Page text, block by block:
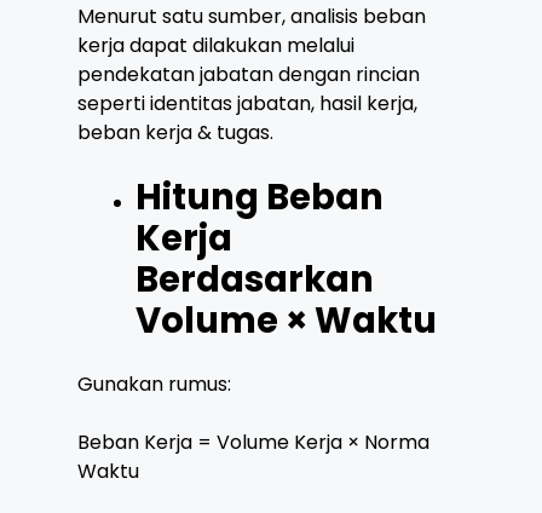
Menurut satu sumber, analisis beban
kerja dapat dilakukan melalui
pendekatan jabatan dengan rincian
seperti identitas jabatan, hasil kerja,
beban kerja & tugas.
Hitung Beban
Kerja
Berdasarkan
Volume × Waktu
Gunakan rumus:
Beban Kerja = Volume Kerja × Norma
Waktu